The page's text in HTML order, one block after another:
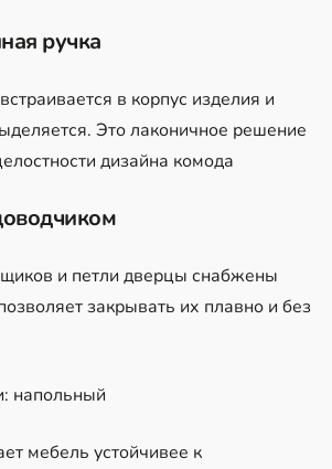
ручка
в корпус изделия и
Это лаконичное решение
дизайна комода
и петли дверцы снабжены
закрывать их плавно и без
напольный
мебель устойчивее к